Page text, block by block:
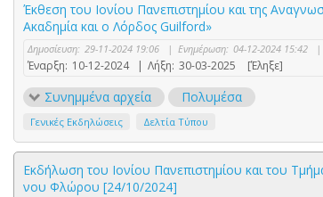
Έκθεση του Ιονίου Πανεπιστημίου και της
Ακαδημία και ο Λόρδος Guilford»
Δημοσίευση: 29-11-2024 19:06 | Ενημέρωση: 04-12-2024 15:42 |
Έναρξη: 10-12-2024 | Λήξη: 30-03-2025 [Έληξε]
Συνημμένα αρχεία Πολυμέσα
Γενικές Εκδηλώσεις Δελτία Τύπου
Εκδήλωση του Ιονίου Πανεπιστημίου και του
νου Φλώρου [24/10/2024]